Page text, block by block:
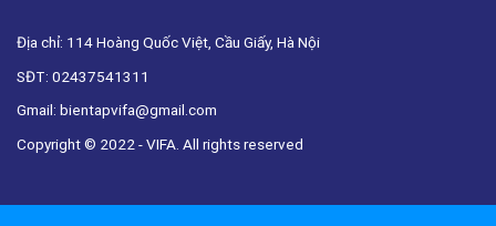
Địa chỉ: 114 Hoàng Quốc Việt, Cầu Giấy, Hà Nội
SĐT: 02437541311
Gmail: bientapvifa@gmail.com
Copyright © 2022 - VIFA. All rights reserved